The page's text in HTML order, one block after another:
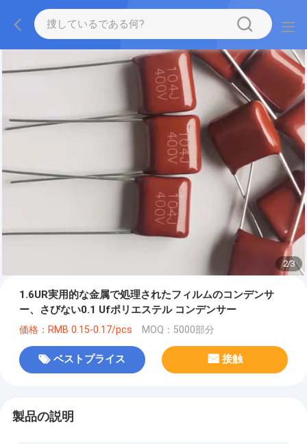
2/3
1.6UR実用的な金属で処理されたフィルムのコンデンサ
ー、さびない0.1 Ufポリエステル コンデンサー
価格：RMB 0.15-0.17/pcs MOQ：5000部分
ベストプライス 接触
製品の説明